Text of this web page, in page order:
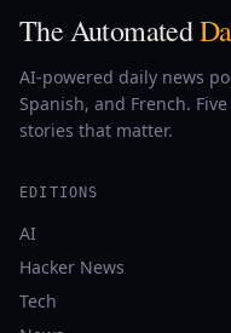
The Automated
AI-powered daily news
Spanish, and French.
stories that matter.
EDITIONS
AI
Hacker News
Tech